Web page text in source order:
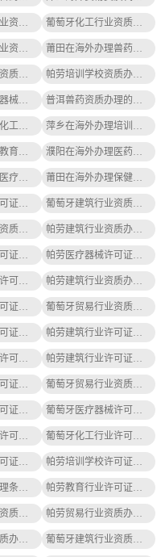
葡萄牙保健品行业资质代理公司哪家好 葡萄牙化工行业资质办理的闭坑指南
葡萄牙保健品行业资质办理需要哪些材料 莆田在海外办理兽药资质的代办公司那个好？
葡萄牙化工行业资质办理办理的价格多少 帕劳培训学校资质办理应怎么办理好
莆田在海外医疗器械资质办理的条件及要求 普洱兽药资质办理的步骤是什么
萍乡在境外办理化工行业资质的条件是什么 萍乡在海外办理培训学校资质大概需要多少钱？
普洱在国外办理教育行业资质的流程有哪些 濮阳在海外办理医药资质的代办公司那个好？
盘锦在国外办理医疗器械资质的代办机构怎么选？ 莆田在海外办理保健品资质的代办公司那个好？
帕劳建筑行业许可证代办机构怎么选 葡萄牙建筑行业资质办理办理流程及费用攻略
葡萄牙建筑行业资质办理办理费用明细指南 帕劳建筑行业资质办理办理流程、费用、条件指南
帕劳医疗器械许可证代理公司哪家好 帕劳医疗器械许可证办理需要多少钱呢
葡萄牙医疗器械许可证办理流程及费用攻略 帕劳建筑行业资质办理办理流程及步骤指南
帕劳医疗器械许可证办理流程、费用、条件指南 葡萄牙贸易行业资质办理需要多少钱呢
帕劳建筑行业许可证办理的条件是什么 帕劳建筑行业许可证办理流程及费用攻略
葡萄牙建筑行业许可证代理公司哪家好 帕劳建筑行业许可证办理条件是哪些攻略
帕劳医疗器械许可证办理需要哪些材料 葡萄牙贸易行业资质办理的条件是什么
帕劳农药行业许可证办理流程及步骤指南 葡萄牙医疗器械许可证办理流程、费用、条件指南
帕劳危险品行业许可证办理流程及步骤指南 葡萄牙化工行业许可证代办机构怎么选
帕劳化工行业许可证代理公司哪家好 帕劳培训学校许可证代办机构怎么选
帕劳医疗器械办理条件是哪些攻略 帕劳教育行业许可证办理流程、费用、条件指南
葡萄牙贸易行业资质代理公司哪家好 帕劳贸易行业资质办理费用明细指南
帕劳建筑行业资质办理办理流程、价格攻略 葡萄牙建筑行业资质办理代理公司哪家好